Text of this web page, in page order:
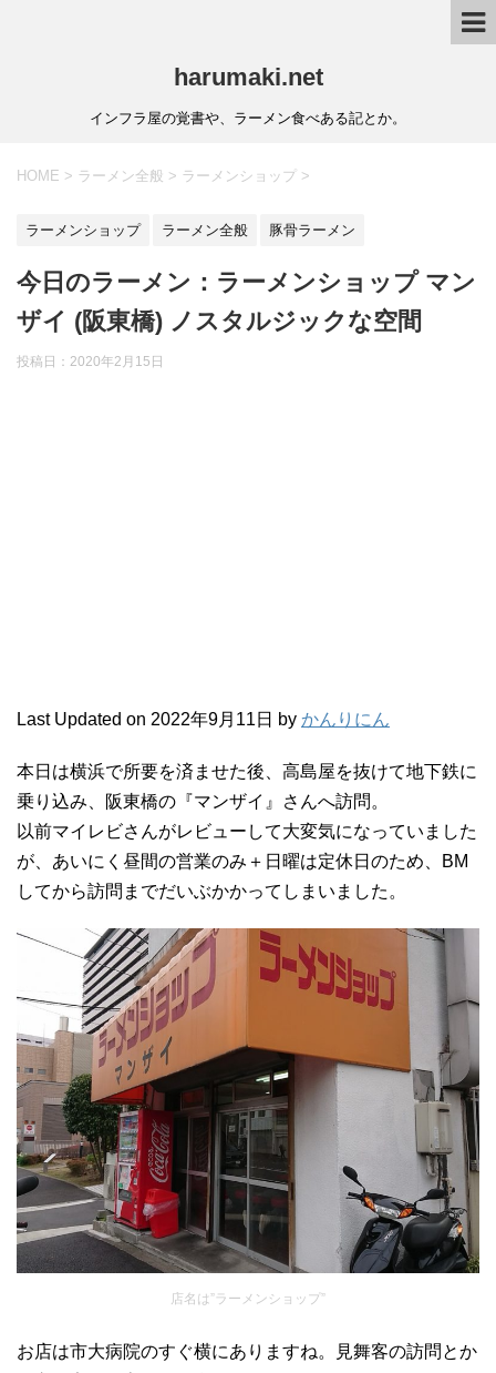
harumaki.net
インフラ屋の覚書や、ラーメン食べある記とか。
HOME > ラーメン全般 > ラーメンショップ >
ラーメンショップ ラーメン全般 豚骨ラーメン
今日のラーメン：ラーメンショップ マン
ザイ (阪東橋) ノスタルジックな空間
投稿日：2020年2月15日
Last Updated on 2022年9月11日 by かんりにん
本日は横浜で所要を済ませた後、高島屋を抜けて地下鉄に
乗り込み、阪東橋の『マンザイ』さんへ訪問。
以前マイレビさんがレビューして大変気になっていました
が、あいにく昼間の営業のみ＋日曜は定休日のため、BM
してから訪問までだいぶかかってしまいました。
店名は”ラーメンショップ”
お店は市大病院のすぐ横にありますね。見舞客の訪問とか